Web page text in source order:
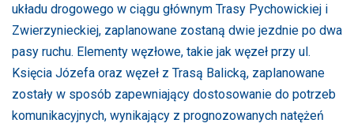
układu drogowego w ciągu głównym Trasy Pychowickiej i
Zwierzynieckiej, zaplanowane zostaną dwie jezdnie po dwa
pasy ruchu. Elementy węzłowe, takie jak węzeł przy ul.
Księcia Józefa oraz węzeł z Trasą Balicką, zaplanowane
zostały w sposób zapewniający dostosowanie do potrzeb
komunikacyjnych, wynikający z prognozowanych natężeń